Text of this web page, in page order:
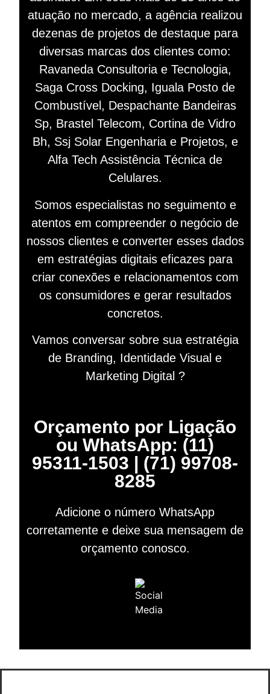
atuação no mercado, a agência realizou
dezenas de projetos de destaque para
diversas marcas dos clientes como:
Ravaneda Consultoria e Tecnologia,
Saga Cross Docking, Iguala Posto de
Combustível, Despachante Bandeiras
Sp, Brastel Telecom, Cortina de Vidro
Bh, Ssj Solar Engenharia e Projetos, e
Alfa Tech Assistência Técnica de
Celulares.
Somos especialistas no seguimento e
atentos em compreender o negócio de
nossos clientes e converter esses dados
em estratégias digitais eficazes para
criar conexões e relacionamentos com
os consumidores e gerar resultados
concretos.
Vamos conversar sobre sua estratégia
de Branding, Identidade Visual e
Marketing Digital ?
Orçamento por Ligação
ou WhatsApp: (11)
95311-1503 | (71) 99708-
8285
Adicione o número WhatsApp
corretamente e deixe sua mensagem de
orçamento conosco.